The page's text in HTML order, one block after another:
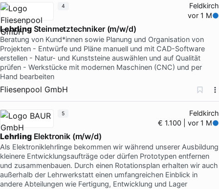
Feldkirch
vor 1 M
LehrlingSteinmetztechniker (m/w/d)
Beratung von Kund*innen sowie Planung und Organisation von
Projekten - Entwürfe und Pläne manuell und mit CAD-Software
erstellen - Natur- und Kunststeine auswählen und auf Qualität
prüfen - Werkstücke mit modernen Maschinen (CNC) und per
Hand bearbeiten
Fliesenpool GmbH
4
Feldkirch
€ 1.100 | vor 1 M
LehrlingElektronik (m/w/d)
Als Elektroniklehrlinge bekommen wir während unserer Ausbildung
kleinere Entwicklungsaufträge oder dürfen Prototypen entfernen
und zusammenbauen. Durch einen Rotationsplan erhalten wir auch
außerhalb der Lehrwerkstatt einen umfangreichen Einblick in
andere Abteilungen wie Fertigung, Entwicklung und Lager
5